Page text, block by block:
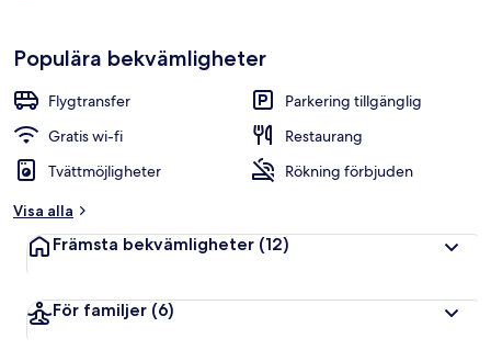
Populära bekvämligheter
Flygtransfer
Parkering tillgänglig
Gratis wi-fi
Restaurang
Tvättmöjligheter
Rökning förbjuden
Visa alla
Främsta bekvämligheter (12)
För familjer (6)